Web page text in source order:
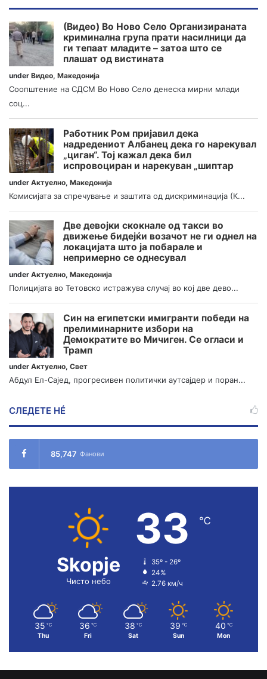
(Видео) Во Ново Село Организираната
криминална група прати насилници да
ги тепаат младите – затоа што се
плашат од вистината
under Видео, Македонија
Соопштение на СДСМ Во Ново Село денеска мирни млади
соц...
Работник Ром пријавил дека
надредениот Албанец дека го нарекувал
„циган“. Тој кажал дека бил
испровоциран и нарекуван „шиптар
under Актуелно, Македонија
Комисијата за спречување и заштита од дискриминација (К...
Две девојки скокнале од такси во
движење бидејќи возачот не ги однел на
локацијата што ја побарале и
непримерно се однесувал
under Актуелно, Македонија
Полицијата во Тетовско истражува случај во кој две дево...
Син на египетски имигранти победи на
прелиминарните избори на
Демократите во Мичиген. Се огласи и
Трамп
under Актуелно, Свет
Абдул Ел-Сајед, прогресивен политички аутсајдер и поран...
СЛЕДЕТЕ НÉ
85,747 Фанови
Skopje
Чисто небо
33 ℃
35º - 26º
24%
2.76 км/ч
35 ℃
Thu
36 ℃
Fri
38 ℃
Sat
39 ℃
Sun
40 ℃
Mon